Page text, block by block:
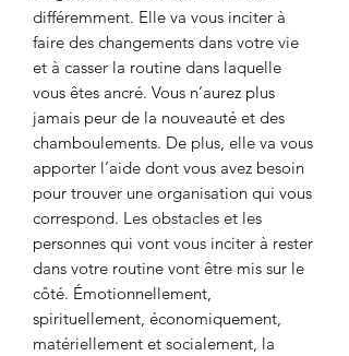
différemment. Elle va vous inciter à
faire des changements dans votre vie
et à casser la routine dans laquelle
vous êtes ancré. Vous n’aurez plus
jamais peur de la nouveauté et des
chamboulements. De plus, elle va vous
apporter l’aide dont vous avez besoin
pour trouver une organisation qui vous
correspond. Les obstacles et les
personnes qui vont vous inciter à rester
dans votre routine vont être mis sur le
côté. Émotionnellement,
spirituellement, économiquement,
matériellement et socialement, la